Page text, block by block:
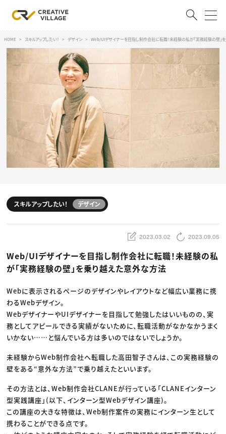
ログイン 会員登録
クリエイター求人を探す
CREATIVE JOB求人検索
特集求人
採用説明会
転職支援サービス
スキルアップしたい！ トップ
デザイン
動画配信・映像制作
ディレクション
業界解説・キャリア事情
お役立ち基礎知識
TOP Creator’s コラム
ゲームクリエイター
映像クリエイター
マーケッター
C＆R Magazine
ニュース・トレンド
Web
映像
ゲーム・エンタメ
広告
出版
CREATIVE VILLAGEからのお知らせ
プロフェッショナル×つながる×メディア
HOME スキルアップしたい！ デザイン Web/UIデザイナーを目指し制作会社に転職！未経験の私が「実務経験の壁」
スキルアップしたい！ デザイン
2023.03.02 2023.09.05
Web/UIデザイナーを目指し制作会社に転職！未経験の私
が「実務経験の壁」を乗り越えた意外な方法
Webに表示されるページのデザインやレイアウトなど幅広い業務に携
わるWebデザイン。
WebデザイナーやUIデザイナーを目指して勉強したはいいものの、実
務としてアピールできる実績がないために、転職活動がなかなかうまく
いかない……と悩んでいる方は多いのではないでしょうか。
未経験からWeb制作会社へ転職した高田智子さんは、この実務経験の
壁をある“意外な方法”で乗り越えたといいます。
その方法とは、Web制作会社CLANEが行っている「CLANEインターン
型実践講座」(以下、インターン型Webデザイン講座)。
この講座の大きな特徴は、Web制作案件の実務にインターン生として
携わることができる点です。